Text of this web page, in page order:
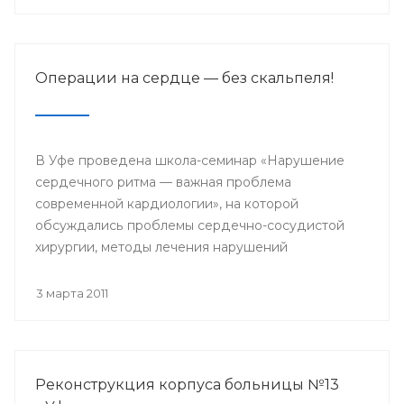
Операции на сердце — без скальпеля!
В Уфе проведена школа-семинар «Нарушение
сердечного ритма — важная проблема
современной кардиологии», на которой
обсуждались проблемы сердечно-сосудистой
хирургии, методы лечения нарушений
возможности медикаментозного лечения
3 марта 2011
Реконструкция корпуса больницы №13